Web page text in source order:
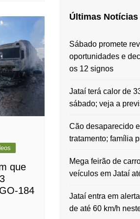
que
184
Últimas Notícias
Sábado promete
oportunidades e
os 12 signos
Jataí terá calor de
sábado; veja a
Cão desaparecido
tratamento; família
Mega feirão de
veículos em Jataí
Jataí entra em
de até 60 km/h